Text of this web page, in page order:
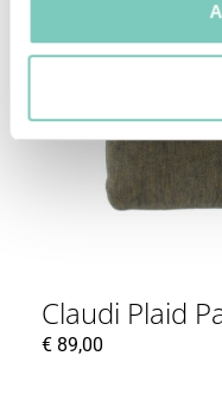
Claudi Plaid
€ 89,00